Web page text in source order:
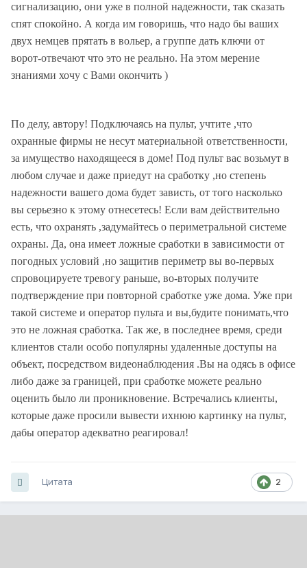
сигнализацию, они уже в полной надежности, так сказать
спят спокойно. А когда им говоришь, что надо бы ваших
двух немцев прятать в вольер, а группе дать ключи от
ворот-отвечают что это не реально. На этом мерение
знаниями хочу с Вами окончить )
По делу, автору! Подключаясь на пульт, учтите ,что
охранные фирмы не несут материальной ответственности,
за имущество находящееся в доме! Под пульт вас возьмут в
любом случае и даже приедут на сработку ,но степень
надежности вашего дома будет зависть, от того насколько
вы серьезно к этому отнесетесь! Если вам действительно
есть, что охранять ,задумайтесь о периметральной системе
охраны. Да, она имеет ложные сработки в зависимости от
погодных условий ,но защитив периметр вы во-первых
спровоцируете тревогу раньше, во-вторых получите
подтверждение при повторной сработке уже дома. Уже при
такой системе и оператор пульта и вы,будите понимать,что
это не ложная сработка. Так же, в последнее время, среди
клиентов стали особо популярны удаленные доступы на
объект, посредством видеонаблюдения .Вы на одясь в офисе
либо даже за границей, при сработке можете реально
оценить было ли проникновение. Встречались клиенты,
которые даже просили вывести ихнюю картинку на пульт,
дабы оператор адекватно реагировал!
2
Цитата